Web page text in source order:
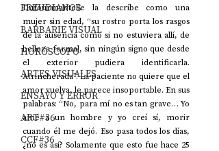
FREUDIANOS
BARBARIE VISUAL
HORÓSCOPO
ARTES VISUALES
ENSAYO Y ERROR
ART#36
CCF#36
Dufourmantelle la describe como una
mujer sin edad, “su rostro porta los rasgos
de la ausencia como si no estuviera allí, de
belleza formal, sin ningún signo que desde
el exterior pudiera identificarla.
Atrincherada”. La paciente no quiere que el
amor vuelva, le parece insoportable. En sus
palabras: “No, para mí no es tan grave… Yo
amé a un hombre y yo creí sí, morir
cuando él me dejó. Eso pasa todos los días,
¿no es así? Solamente que esto fue hace 25